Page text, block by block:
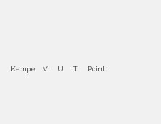
Kampe V U T Point